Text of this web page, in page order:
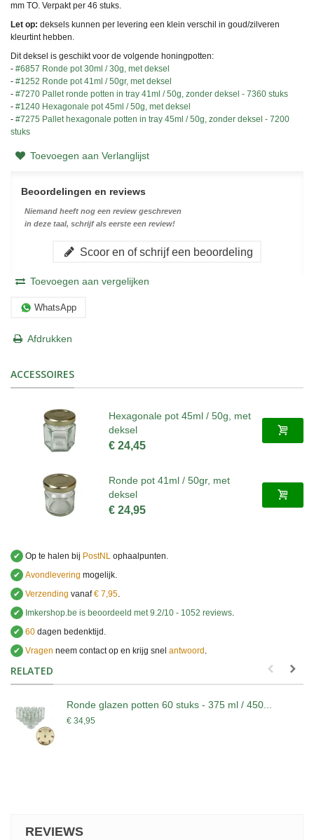
mm TO. Verpakt per 46 stuks.
Let op: deksels kunnen per levering een klein verschil in goud/zilveren
kleurtint hebben.
Dit deksel is geschikt voor de volgende honingpotten:
- #6857 Ronde pot 30ml / 30g, met deksel
- #1252 Ronde pot 41ml / 50gr, met deksel
- #7270 Pallet ronde potten in tray 41ml / 50g, zonder deksel - 7360 stuks
- #1240 Hexagonale pot 45ml / 50g, met deksel
- #7275 Pallet hexagonale potten in tray 45ml / 50g, zonder deksel - 7200
stuks
Toevoegen aan Verlanglijst
Beoordelingen en reviews
Niemand heeft nog een review geschreven
in deze taal, schrijf als eerste een review!
Scoor en of schrijf een beoordeling
Toevoegen aan vergelijken
WhatsApp
Afdrukken
ACCESSOIRES
Hexagonale pot 45ml / 50g, met
deksel
€ 24,45
Ronde pot 41ml / 50gr, met
deksel
€ 24,95
✔ Op te halen bij PostNL ophaalpunten.
✔ Avondlevering mogelijk.
✔ Verzending vanaf€ 7,95.
✔
Imkershop.be is beoordeeld met9.2/10 - 1052 reviews.
✔ 60 dagen bedenktijd.
✔ Vragen neem contact op en krijg snel antwoord .
RELATED
Ronde glazen potten 60 stuks - 375 ml / 450...
€ 34,95
REVIEWS